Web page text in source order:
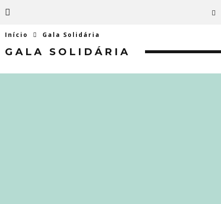
Início Gala Solidária
GALA SOLIDÁRIA